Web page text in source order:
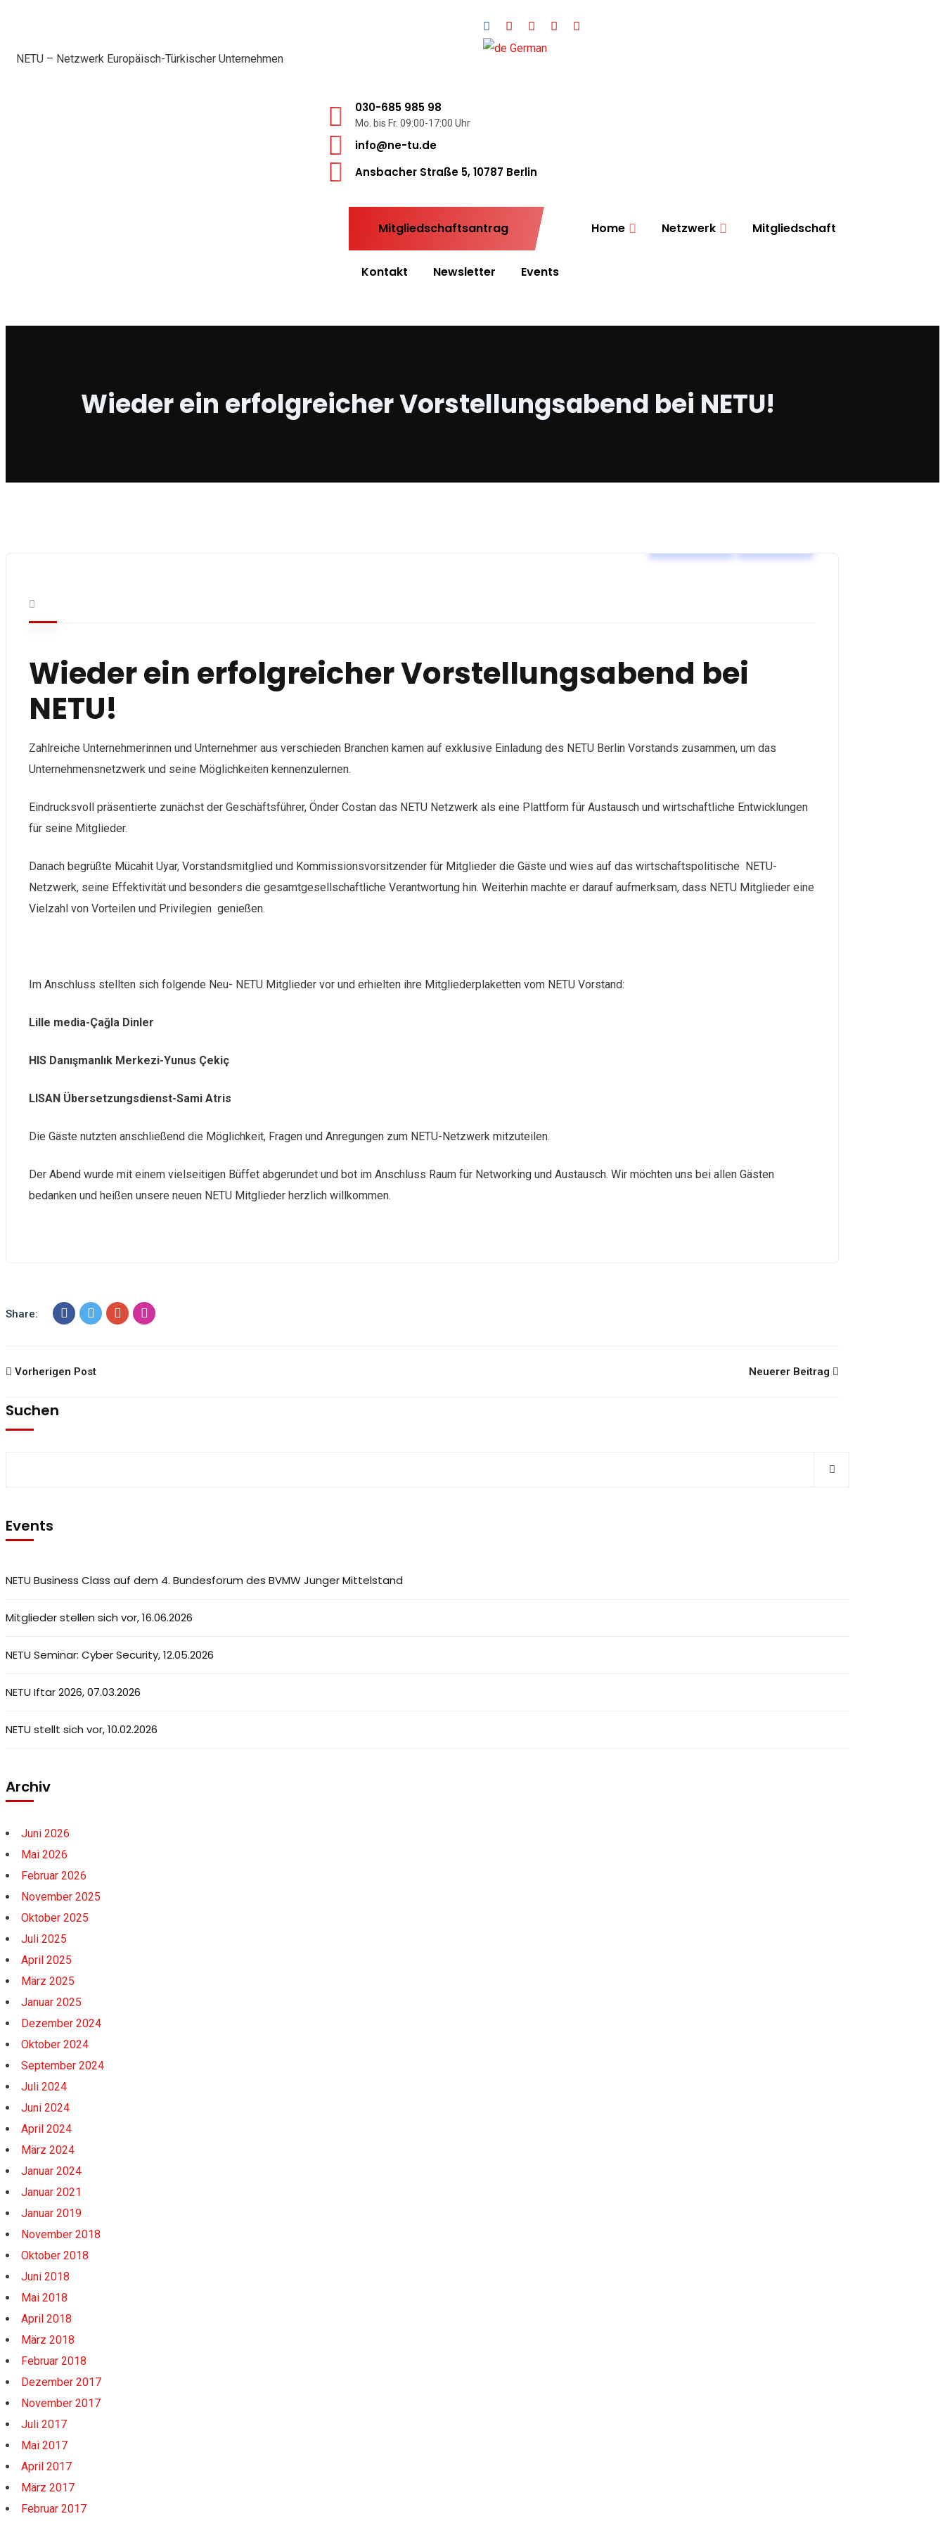
NETU – Netzwerk Europäisch-Türkischer Unternehmen
German
030-685 985 98
Mo. bis Fr. 09:00-17:00 Uhr
info@ne-tu.de
Ansbacher Straße 5, 10787 Berlin
Mitgliedschaftsantrag Home Netzwerk Mitgliedschaft
Kontakt Newsletter Events
Wieder ein erfolgreicher Vorstellungsabend bei NETU!
Wieder ein erfolgreicher Vorstellungsabend bei
NETU!
Zahlreiche Unternehmerinnen und Unternehmer aus verschieden Branchen kamen auf exklusive Einladung des NETU Berlin Vorstands zusammen, um das
Unternehmensnetzwerk und seine Möglichkeiten kennenzulernen.
Eindrucksvoll präsentierte zunächst der Geschäftsführer, Önder Costan das NETU Netzwerk als eine Plattform für Austausch und wirtschaftliche Entwicklungen
für seine Mitglieder.
Danach begrüßte Mücahit Uyar, Vorstandsmitglied und Kommissionsvorsitzender für Mitglieder die Gäste und wies auf das wirtschaftspolitische NETU-
Netzwerk, seine Effektivität und besonders die gesamtgesellschaftliche Verantwortung hin. Weiterhin machte er darauf aufmerksam, dass NETU Mitglieder eine
Vielzahl von Vorteilen und Privilegien genießen.
Im Anschluss stellten sich folgende Neu- NETU Mitglieder vor und erhielten ihre Mitgliederplaketten vom NETU Vorstand:
Lille media-Çağla Dinler
HIS Danışmanlık Merkezi-Yunus Çekiç
LISAN Übersetzungsdienst-Sami Atris
Die Gäste nutzten anschließend die Möglichkeit, Fragen und Anregungen zum NETU-Netzwerk mitzuteilen.
Der Abend wurde mit einem vielseitigen Büffet abgerundet und bot im Anschluss Raum für Networking und Austausch. Wir möchten uns bei allen Gästen
bedanken und heißen unsere neuen NETU Mitglieder herzlich willkommen.
Share:
Vorherigen Post Neuerer Beitrag
Suchen
Events
NETU Business Class auf dem 4. Bundesforum des BVMW Junger Mittelstand
Mitglieder stellen sich vor, 16.06.2026
NETU Seminar: Cyber Security, 12.05.2026
NETU Iftar 2026, 07.03.2026
NETU stellt sich vor, 10.02.2026
Archiv
Juni 2026
Mai 2026
Februar 2026
November 2025
Oktober 2025
Juli 2025
April 2025
März 2025
Januar 2025
Dezember 2024
Oktober 2024
September 2024
Juli 2024
Juni 2024
April 2024
März 2024
Januar 2024
Januar 2021
Januar 2019
November 2018
Oktober 2018
Juni 2018
Mai 2018
April 2018
März 2018
Februar 2018
Dezember 2017
November 2017
Juli 2017
Mai 2017
April 2017
März 2017
Februar 2017
Türkischer Unternehmen